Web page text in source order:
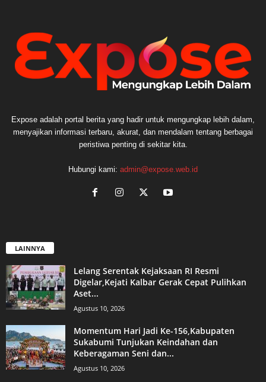
Expose adalah portal berita yang hadir untuk mengungkap lebih dalam,
menyajikan informasi terbaru, akurat, dan mendalam tentang berbagai
peristiwa penting di sekitar kita.
Hubungi kami: admin@expose.web.id
LAINNYA
Lelang Serentak Kejaksaan RI Resmi
Digelar,Kejati Kalbar Gerak Cepat Pulihkan
Aset...
Agustus 10, 2026
Momentum Hari Jadi Ke-156,Kabupaten
Sukabumi Tunjukan Keindahan dan
Keberagaman Seni dan...
Agustus 10, 2026